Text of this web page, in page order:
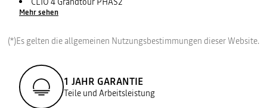
Mehr sehen
(*)Es gelten die allgemeinen Nutzungsbestimmungen dieser Website.
1 JAHR GARANTIE
Teile und Arbeitsleistung